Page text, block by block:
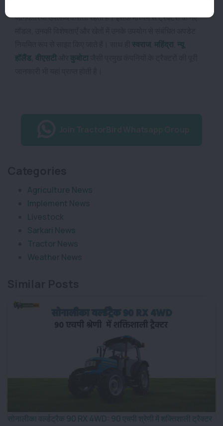
जानकारियां उपलब्ध कराता रहता है। इसके माध्यम सेट्रैक्टरोंके नए
स्वराज, महिंद्रा न्यू
हॉलैंड वीएसटी कुबोटा
Agriculture News
Implement News
Livestock
Sarkari News
Tractor News
Weather News
सोनालीका वर्ल्डट्रैक 90 RX 4WD: 90 एचपी श्रेणी में शक्तिशाली ट्रैक्टर